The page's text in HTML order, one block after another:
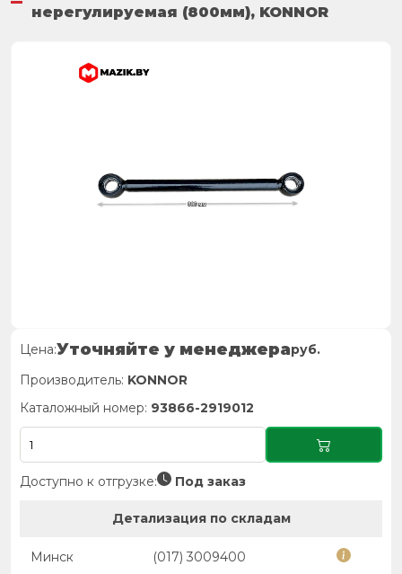
нерегулируемая (800мм), KONNOR
Цена:Уточняйте у менеджераруб.
Производитель: KONNOR
Каталожный номер: 93866-2919012
Доступно к отгрузке: Под заказ
Детализация по складам
Минск (017) 3009400